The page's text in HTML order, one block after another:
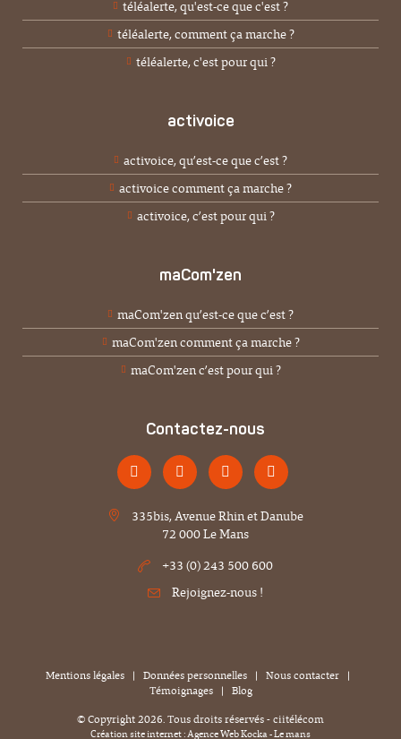
téléalerte, qu'est-ce que c'est ?
téléalerte, comment ça marche ?
téléalerte, c'est pour qui ?
activoice
activoice, qu’est-ce que c’est ?
activoice comment ça marche ?
activoice, c’est pour qui ?
maCom'zen
maCom'zen qu’est-ce que c’est ?
maCom'zen comment ça marche ?
maCom'zen c’est pour qui ?
Contactez-nous
335bis, Avenue Rhin et Danube
72 000 Le Mans
+33 (0) 243 500 600
Rejoignez-nous !
Mentions légales | Données personnelles | Nous contacter |
Témoignages|
Blog
© Copyright2026. Tous droits réservés - ciitélécom
Création site internet : Agence WebKocka- Le mans